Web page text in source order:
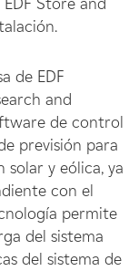
de EDF
and
de control
previsión para
y eólica, ya
con el
permite
del sistema
del sistema de